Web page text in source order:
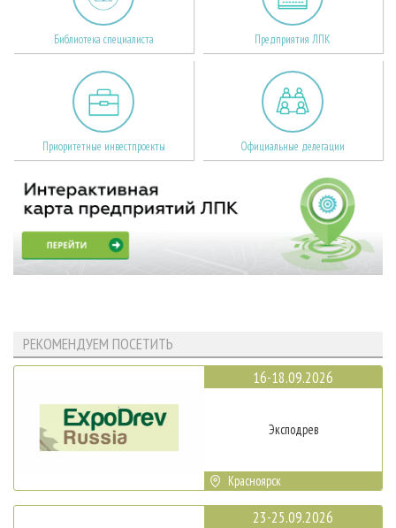
Библиотека специалиста Предприятия ЛПК
Приоритетные инвестпроекты Официальные делегации
РЕКОМЕНДУЕМ ПОСЕТИТЬ
16-18.09.2026
Эксподрев
Красноярск
23-25.09.2026